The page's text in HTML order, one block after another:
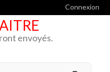
Connexion
envoyés.